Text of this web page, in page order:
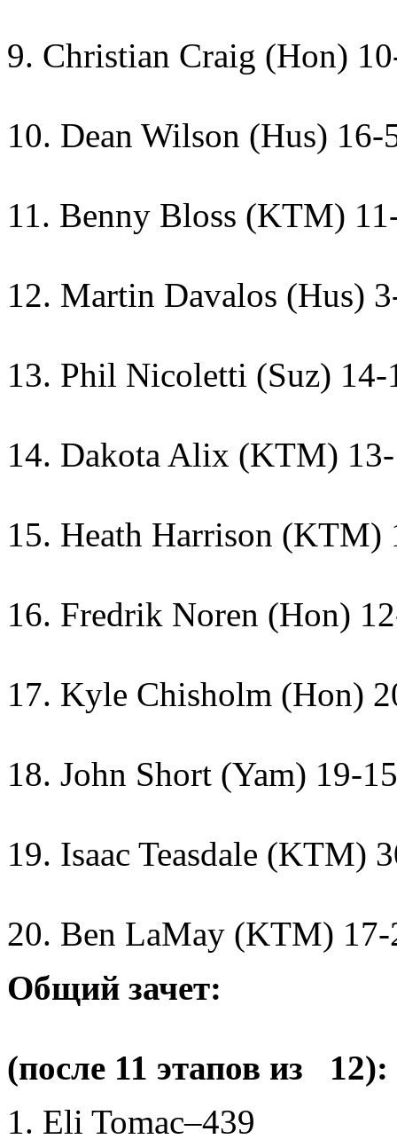
9. Christian Craig (Hon)
10. Dean Wilson (Hus) 16-
11. Benny Bloss (KTM)
12. Martin Davalos (Hus)
13. Phil Nicoletti (Suz) 14-
14. Dakota Alix (KTM)
15. Heath Harrison (KTM)
16. Fredrik Noren (Hon)
17. Kyle Chisholm (Hon)
18. John Short (Yam) 19-15
19. Isaac Teasdale (KTM)
20. Ben LaMay (KTM) 17-
Общий зачет:
(после 11 этапов из 12):
1. Eli Tomac–439